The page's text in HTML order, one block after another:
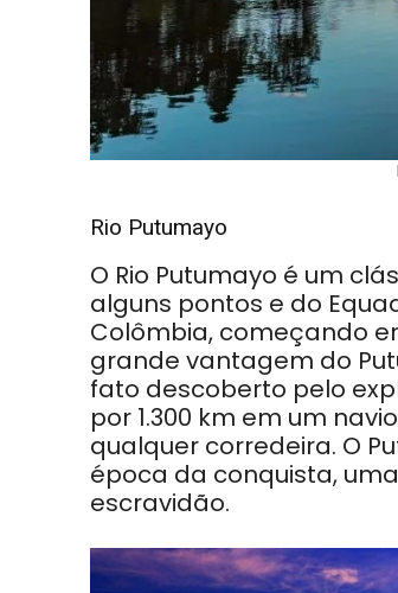
Rio Putumayo
O Rio Putumayo é um
alguns pontos e do
Colômbia, começando
grande vantagem do
fato descoberto pelo
por 1.300 km em um
qualquer corredeira. O
época da conquista,
escravidão.